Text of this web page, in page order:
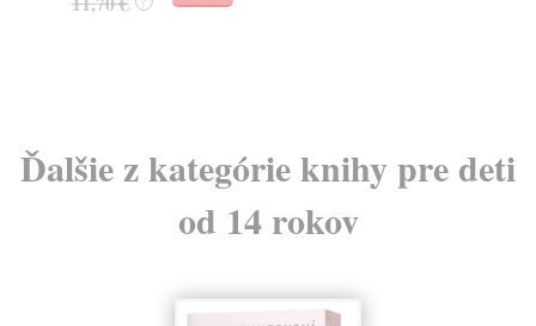
Ďalšie z kategórie knihy pre deti
od 14 rokov